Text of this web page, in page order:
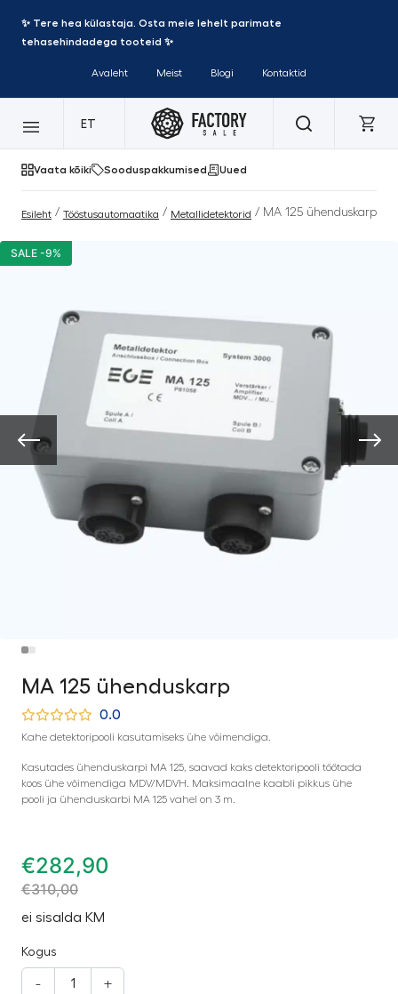
✨ Tere hea külastaja. Osta meie lehelt parimate
tehasehindadega tooteid ✨
Avaleht Meist Blogi Kontaktid
ET
Vaata kõiki Sooduspakkumised Uued
Esileht / Tööstusautomaatika / Metallidetektorid / MA 125 ühenduskarp
SALE -9%
MA 125 ühenduskarp
0.0
Kahe detektoripooli kasutamiseks ühe võimendiga.
Kasutades ühenduskarpi MA 125, saavad kaks detektoripooli töötada
koos ühe võimendiga MDV/MDVH. Maksimaalne kaabli pikkus ühe
pooli ja ühenduskarbi MA 125 vahel on 3 m.
€282,90
€310,00
ei sisalda KM
Kogus
- +